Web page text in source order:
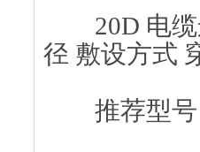
20D 电缆运
径 敷设方式 穿
推荐型号